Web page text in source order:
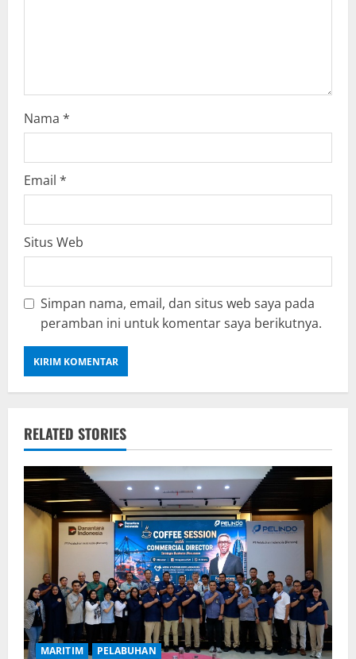
Nama *
Email *
Situs Web
Simpan nama, email, dan situs web saya pada
peramban ini untuk komentar saya berikutnya.
RELATED STORIES
MARITIM PELABUHAN